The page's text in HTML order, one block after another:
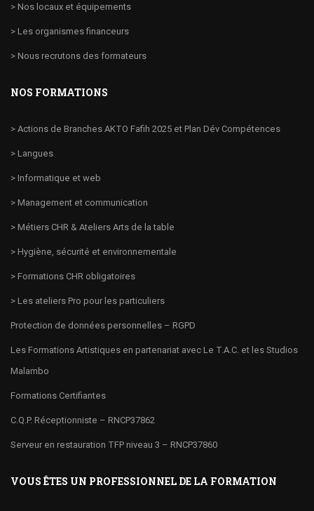
> Nos locaux et équipements
> Les organismes financeurs
> Nous recrutons des formateurs
NOS FORMATIONS
> Actions de Branches AKTO Fafih 2025 et Plan Dév Compétences
> Langues
> Informatique et web
> Management et communication
> Métiers CHR & Ateliers Arts de la table
> Hygiène, sécurité et environnementale
> Formations CHR obligatoires
> Les ateliers Pro pour les particuliers
Protection de données personnelles – RGPD
Les Formations Artistiques en partenariat avec Le T.A.C. et les Studios
Malambo
Formations Certifiantes
C.Q.P. Réceptionniste – RNCP37862
Serveur en restauration TFP niveau 3 – RNCP37860
VOUS ÊTES UN PROFESSIONNEL DE LA FORMATION